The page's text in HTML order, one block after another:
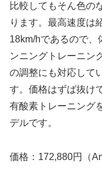
比較してもそん色の
ります。最高速度は
18km/hであるので、
ンニングトレーニン
の調整にも対応して
す。価格はずば抜け
有酸素トレーニング
デルです。
価格：172,880円（